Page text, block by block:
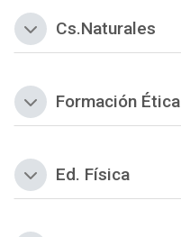
ColapsarCs.Naturales
ColapsarFormación Ética
ColapsarEd. Física